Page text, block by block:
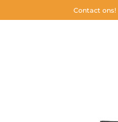
Contact ons!